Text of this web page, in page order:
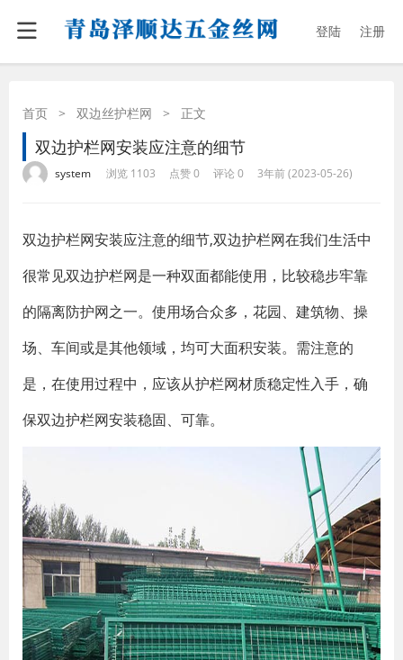
登陆 注册
首页 > 双边丝护栏网 > 正文
双边护栏网安装应注意的细节
system 浏览 1103 点赞 0 评论 0 3年前 (2023-05-26)
双边护栏网安装应注意的细节,双边护栏网在我们生活中
很常见双边护栏网是一种双面都能使用，比较稳步牢靠
的隔离防护网之一。使用场合众多，花园、建筑物、操
场、车间或是其他领域，均可大面积安装。需注意的
是，在使用过程中，应该从护栏网材质稳定性入手，确
保双边护栏网安装稳固、可靠。